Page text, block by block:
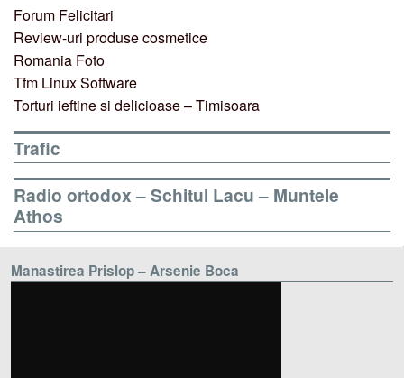
Forum Felicitari
Review-uri produse cosmetice
Romania Foto
Tfm Linux Software
Torturi ieftine si delicioase – Timisoara
Trafic
Radio ortodox – Schitul Lacu – Muntele
Athos
Manastirea Prislop – Arsenie Boca